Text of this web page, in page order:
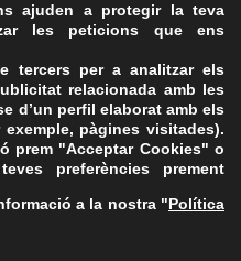
CATALANA
ajuden a protegir la teva
les peticions que ens
tercers per a analitzar els
relacionada amb les
d’un perfil elaborat amb els
pàgines visitades).
prem "Acceptar Cookies" o
preferències prement
a la nostra "Política